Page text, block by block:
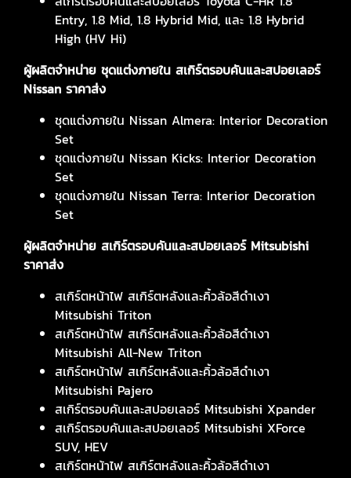
Entry, 1.8 Mid, 1.8 Hybrid Mid, และ 1.8 Hybrid
High (HV Hi)
ผู้ผลิตจำหน่าย ชุดแต่งภายใน สเกิร์ตรอบคันและสปอยเลอร์
Nissan ราคาส่ง
ชุดแต่งภายใน Nissan Almera: Interior Decoration
Set
ชุดแต่งภายใน Nissan Kicks: Interior Decoration
Set
ชุดแต่งภายใน Nissan Terra: Interior Decoration
Set
ผู้ผลิตจำหน่าย สเกิร์ตรอบคันและสปอยเลอร์ Mitsubishi
ราคาส่ง
สเกิร์ตหน้าไฟ สเกิร์ตหลังและคิ้วล้อสีดำเงา
Mitsubishi Triton
สเกิร์ตหน้าไฟ สเกิร์ตหลังและคิ้วล้อสีดำเงา
Mitsubishi All-New Triton
สเกิร์ตหน้าไฟ สเกิร์ตหลังและคิ้วล้อสีดำเงา
Mitsubishi Pajero
สเกิร์ตรอบคันและสปอยเลอร์ Mitsubishi Xpander
สเกิร์ตรอบคันและสปอยเลอร์ Mitsubishi XForce
SUV, HEV
สเกิร์ตหน้าไฟ สเกิร์ตหลังและคิ้วล้อสีดำเงา